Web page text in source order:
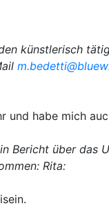
künstlerisch
und habe mich
Bericht über das
Rita: